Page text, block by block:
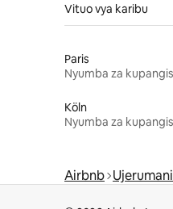
Vituo vya karibu
Paris
Köln
Airbnb Ujerumani